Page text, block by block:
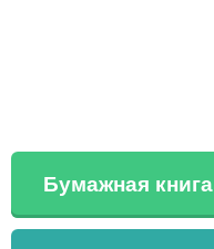
Бумажная книга